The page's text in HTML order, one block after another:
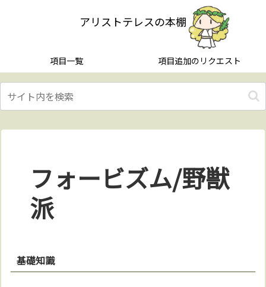
アリストテレスの本棚
項目一覧 項目追加のリクエスト
フォービズム/野獣
派
基礎知識